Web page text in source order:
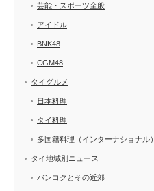
芸能・スポーツ全般
アイドル
BNK48
CGM48
タイグルメ
日本料理
タイ料理
多国籍料理（インターナショナル）
タイ地域別ニュース
バンコクとその近郊